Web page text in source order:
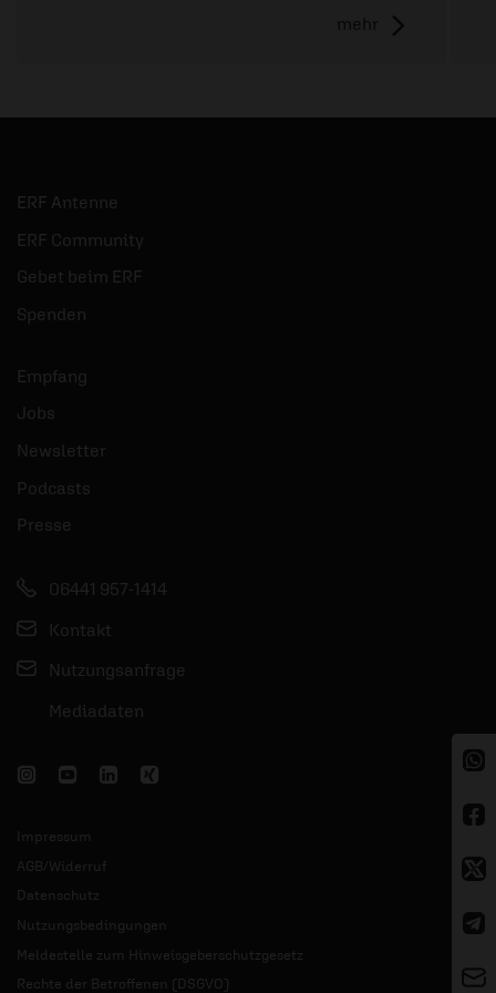
mehr
ERF Antenne
ERF Community
Gebet beim ERF
Spenden
Empfang
Jobs
Newsletter
Podcasts
Presse
06441 957-1414
Kontakt
Nutzungsanfrage
Mediadaten
Impressum
AGB/Widerruf
Datenschutz
Nutzungsbedingungen
Meldestelle zum Hinweisgeberschutzgesetz
Rechte der Betroffenen (DSGVO)